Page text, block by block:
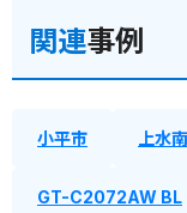
関連事例
小平市 上水
GT-C2072AW BL